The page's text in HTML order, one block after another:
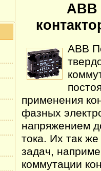
ABB
применения
фазных
напряжением
тока. Их так
задач,
коммутации